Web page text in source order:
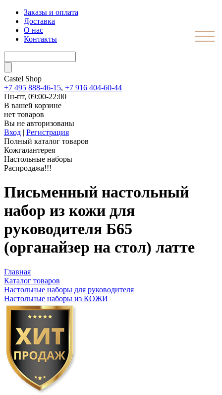
Заказы и оплата
Доставка
О нас
Контакты
Castel Shop
+7 495 888-46-15, +7 916 404-60-44
Пн-пт, 09:00-22:00
В вашей корзине
нет товаров
Вы не авторизованы
Вход | Регистрация
Полный каталог товаров
Кожгалантерея
Настольные наборы
Распродажа!!!
Письменный настольный
набор из кожи для
руководителя Б65
(органайзер на стол) латте
Главная
Каталог товаров
Настольные наборы для руководителя
Настольные наборы из КОЖИ